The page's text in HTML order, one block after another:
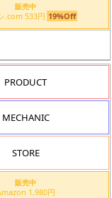
販売中
ヨドバシ.com 533円 19%Off
PRODUCT
MECHANIC
STORE
販売中
Amazon 1,980円